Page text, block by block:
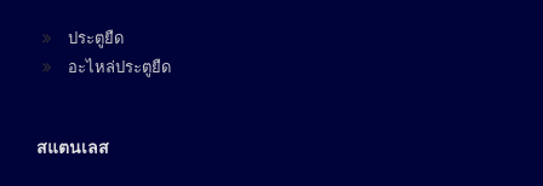
ประตูยืด
อะไหล่ประตูยืด
สแตนเลส